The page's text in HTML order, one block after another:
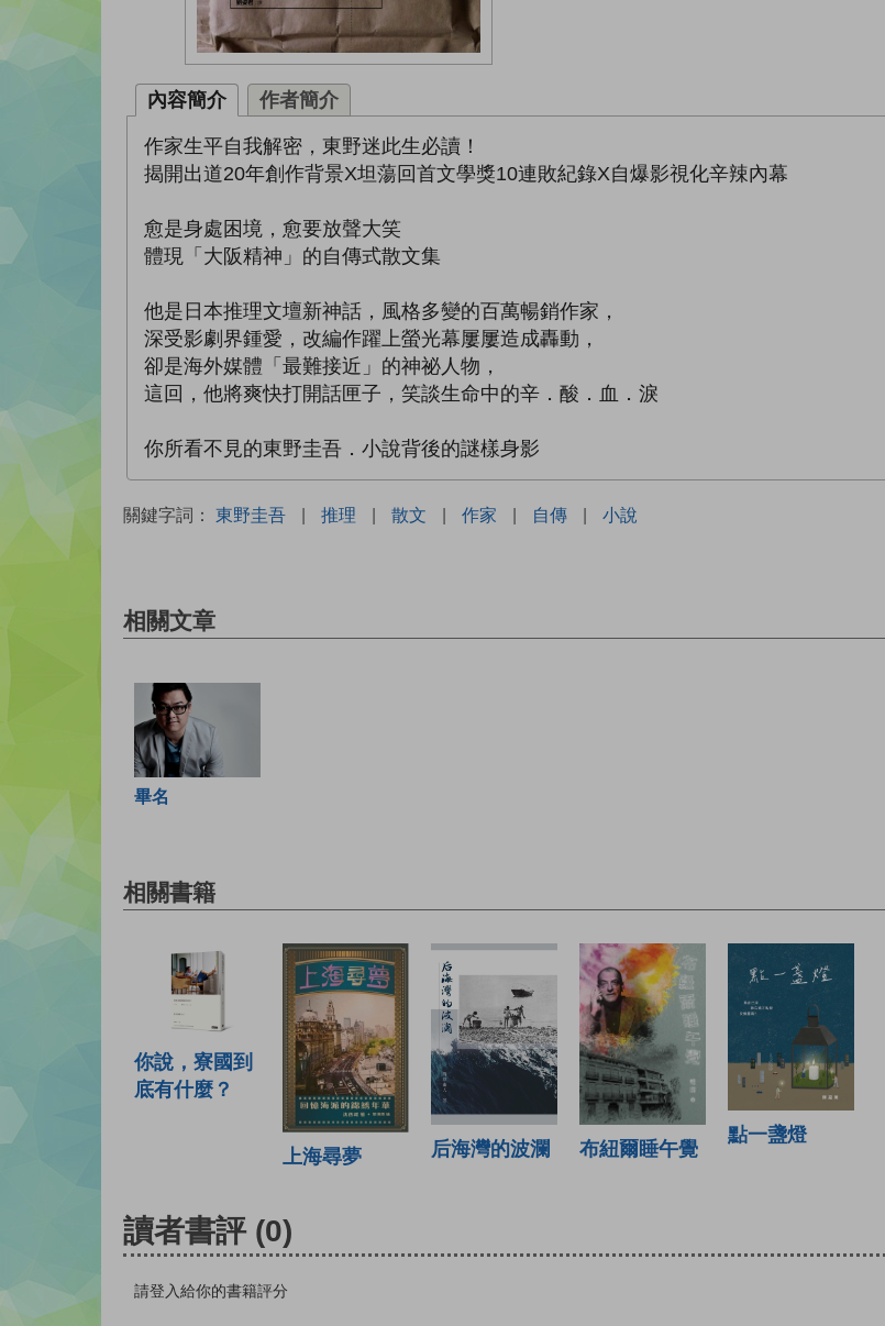
內容簡介 作者簡介
作家生平自我解密，東野迷此生必讀！
揭開出道20年創作背景X坦蕩回首文學獎10連敗紀錄X自爆影視化辛辣內幕
愈是身處困境，愈要放聲大笑
體現「大阪精神」的自傳式散文集
他是日本推理文壇新神話，風格多變的百萬暢銷作家，
深受影劇界鍾愛，改編作躍上螢光幕屢屢造成轟動，
卻是海外媒體「最難接近」的神祕人物，
這回，他將爽快打開話匣子，笑談生命中的辛．酸．血．淚
你所看不見的東野圭吾．小說背後的謎樣身影
關鍵字詞： 東野圭吾 | 推理 | 散文 | 作家 | 自傳 | 小說
相關文章
畢名
相關書籍
你說，寮國到
底有什麼？
上海尋夢 后海灣的波瀾 布紐爾睡午覺
點一盞燈
讀者書評 (0)
請登入給你的書籍評分